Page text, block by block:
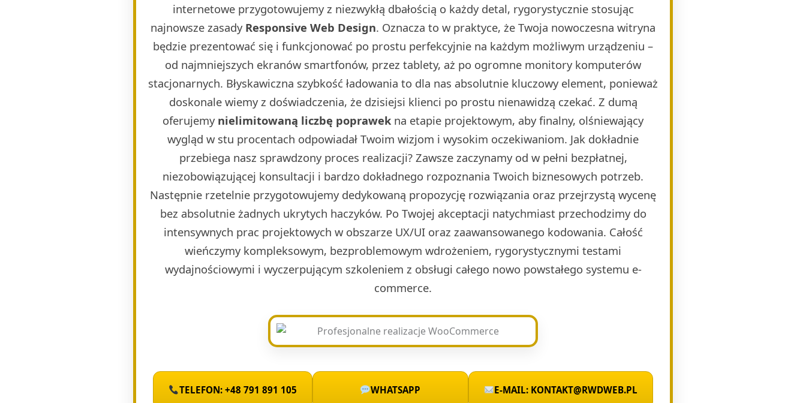
internetowe przygotowujemy z niezwykłą dbałością o każdy detal, rygorystycznie stosując
najnowsze zasady Responsive Web Design. Oznacza to w praktyce, że Twoja nowoczesna witryna
będzie prezentować się i funkcjonować po prostu perfekcyjnie na każdym możliwym urządzeniu –
od najmniejszych ekranów smartfonów, przez tablety, aż po ogromne monitory komputerów
stacjonarnych. Błyskawiczna szybkość ładowania to dla nas absolutnie kluczowy element, ponieważ
doskonale wiemy z doświadczenia, że dzisiejsi klienci po prostu nienawidzą czekać. Z dumą
oferujemy nielimitowaną liczbę poprawek na etapie projektowym, aby finalny, olśniewający
wygląd w stu procentach odpowiadał Twoim wizjom i wysokim oczekiwaniom. Jak dokładnie
przebiega nasz sprawdzony proces realizacji? Zawsze zaczynamy od w pełni bezpłatnej,
niezobowiązującej konsultacji i bardzo dokładnego rozpoznania Twoich biznesowych potrzeb.
Następnie rzetelnie przygotowujemy dedykowaną propozycję rozwiązania oraz przejrzystą wycenę
bez absolutnie żadnych ukrytych haczyków. Po Twojej akceptacji natychmiast przechodzimy do
intensywnych prac projektowych w obszarze UX/UI oraz zaawansowanego kodowania. Całość
wieńczymy kompleksowym, bezproblemowym wdrożeniem, rygorystycznymi testami
wydajnościowymi i wyczerpującym szkoleniem z obsługi całego nowo powstałego systemu e-
commerce.
TELEFON: +48 791 891 105 WHATSAPP E-MAIL: KONTAKT@RWDWEB.PL